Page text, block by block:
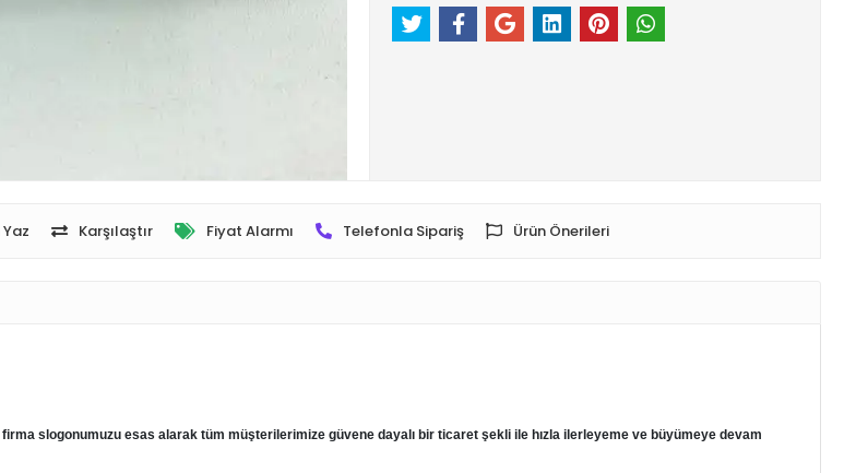
Karşılaştır Fiyat Alarmı Telefonla Sipariş Ürün Önerileri
firma slogonumuzu esas alarak tüm müşterilerimize güvene dayalı bir ticaret şekli ile hızla ilerleyeme ve büyümeye devam